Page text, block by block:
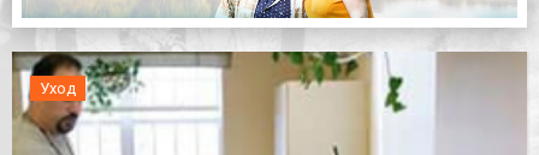
Уход